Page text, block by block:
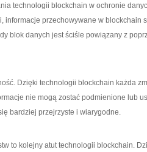
technologii blockchain w ochronie
informacje przechowywane w blockchain‍
blok danych jest ściśle powiązany z
Dzięki technologii blockchain każda
nie mogą zostać ⁤podmienione lub
bardziej przejrzyste i wiarygodne.
to kolejny atut technologii blockchain.